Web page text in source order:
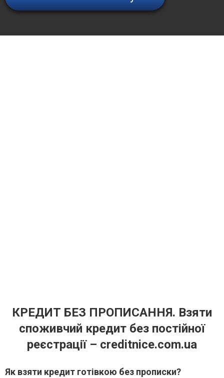
КРЕДИТ БЕЗ ПРОПИСАННЯ. Взяти
споживчий кредит без постійної
реєстрації – creditnice.com.ua
Як взяти кредит готівкою без прописки?